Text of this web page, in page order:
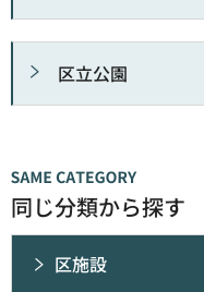
区立公園
同じ分類から探す
区施設